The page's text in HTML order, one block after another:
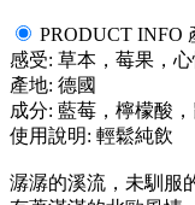
PRODUCT INFO
感受: 草本，莓果，
產地: 德國
成分: 藍莓，檸檬酸
使用說明: 輕鬆純飲
潺潺的溪流，未馴服